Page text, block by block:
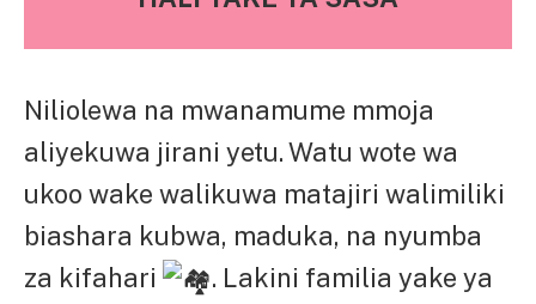
Niliolewa na mwanamume mmoja
aliyekuwa jirani yetu. Watu wote wa
ukoo wake walikuwa matajiri walimiliki
biashara kubwa, maduka, na nyumba
za kifahari
. Lakini familia yake ya